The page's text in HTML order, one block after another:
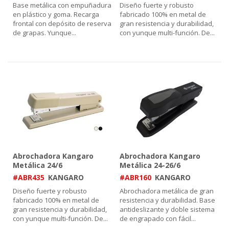
Base metálica con empuñadura
en plástico y goma. Recarga
frontal con depósito de reserva
de grapas. Yunque...
Diseño fuerte y robusto
fabricado 100% en metal de
gran resistencia y durabilidad,
con yunque multi-función. De...
Abrochadora Kangaro
Metálica 24/6
#ABR435 KANGARO
Diseño fuerte y robusto
fabricado 100% en metal de
gran resistencia y durabilidad,
con yunque multi-función. De...
Abrochadora Kangaro
Metálica 24-26/6
#ABR160 KANGARO
Abrochadora metálica de gran
resistencia y durabilidad. Base
antideslizante y doble sistema
de engrapado con fácil...